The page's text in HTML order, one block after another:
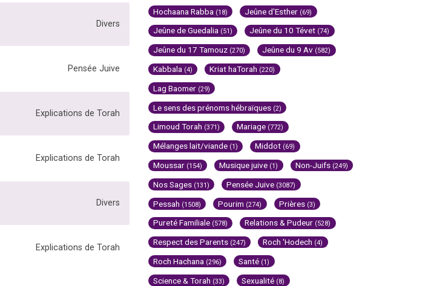
Divers
Pensée Juive
Explications de Torah
Explications de Torah
Divers
Explications de Torah
Hochaana Rabba (18) Jeûne d'Esther (69)
Jeûne de Guedalia (51) Jeûne du 10 Tévet (74)
Jeûne du 17 Tamouz (270) Jeûne du 9 Av (582)
Kabbala (4) Kriat haTorah (220)
Lag Baomer (29)
Le sens des prénoms hébraïques (2)
Limoud Torah (371) Mariage (772)
Mélanges lait/viande (1) Middot (69)
Moussar (154) Musique juive (1) Non-Juifs (249)
Nos Sages (131) Pensée Juive (3087)
Pessah (1508) Pourim (274) Prières (3)
Pureté Familiale (578) Relations & Pudeur (528)
Respect des Parents (247) Roch 'Hodech (4)
Roch Hachana (296) Santé (1)
Science & Torah (33) Sexualité (8)